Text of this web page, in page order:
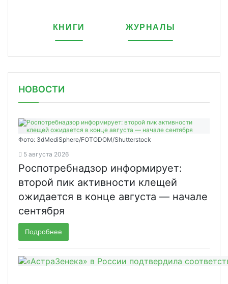
КНИГИ ЖУРНАЛЫ
НОВОСТИ
Фото: 3dMediSphere/FOTODOM/Shutterstock
5 августа 2026
Роспотребнадзор информирует:
второй пик активности клещей
ожидается в конце августа — начале
сентября
Подробнее